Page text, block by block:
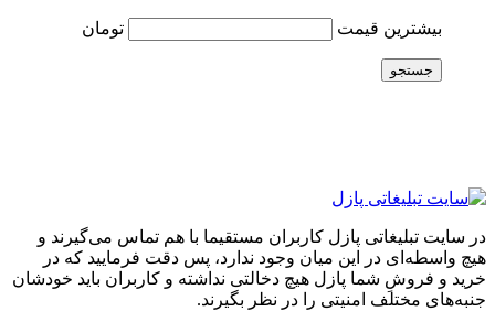
بیشترین قیمت تومان
جستجو
در سایت تبلیغاتی پازل کاربران مستقیما با هم تماس می‌گیرند و
هیچ واسطه‌ای در این میان وجود ندارد، پس دقت فرمایید که در
خرید و فروشِ شما پازل هیچ دخالتی نداشته و کاربران باید خودشان
جنبه‌های مختلف امنیتی را در نظر بگیرند.